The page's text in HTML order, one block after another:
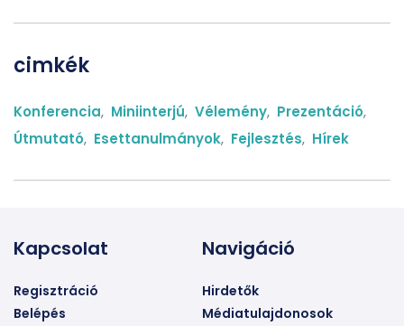
cimkék
Konferencia, Miniinterjú, Vélemény, Prezentáció,
Útmutató, Esettanulmányok, Fejlesztés, Hírek
Kapcsolat
Regisztráció
Belépés
Navigáció
Hirdetők
Médiatulajdonosok